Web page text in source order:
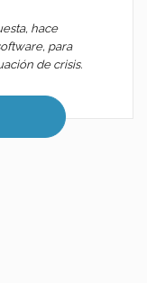
hace
para
de crisis.